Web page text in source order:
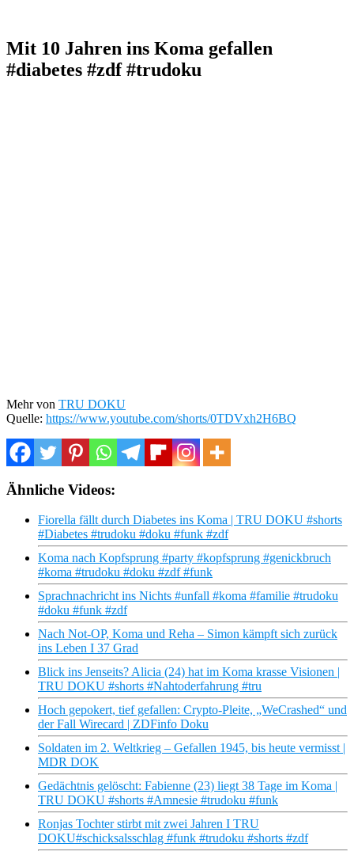
Mit 10 Jahren ins Koma gefallen
#diabetes #zdf #trudoku
Mehr von TRU DOKU
Quelle: https://www.youtube.com/shorts/0TDVxh2H6BQ
Ähnliche Videos:
Fiorella fällt durch Diabetes ins Koma | TRU DOKU #shorts
#Diabetes #trudoku #doku #funk #zdf
Koma nach Kopfsprung #party #kopfsprung #genickbruch
#koma #trudoku #doku #zdf #funk
Sprachnachricht ins Nichts #unfall #koma #familie #trudoku
#doku #funk #zdf
Nach Not-OP, Koma und Reha – Simon kämpft sich zurück
ins Leben I 37 Grad
Blick ins Jenseits? Alicia (24) hat im Koma krasse Visionen |
TRU DOKU #shorts #Nahtoderfahrung #tru
Hoch gepokert, tief gefallen: Crypto-Pleite, „WeCrashed“ und
der Fall Wirecard | ZDFinfo Doku
Soldaten im 2. Weltkrieg – Gefallen 1945, bis heute vermisst |
MDR DOK
Gedächtnis gelöscht: Fabienne (23) liegt 38 Tage im Koma |
TRU DOKU #shorts #Amnesie #trudoku #funk
Ronjas Tochter stirbt mit zwei Jahren I TRU
DOKU#schicksalsschlag #funk #trudoku #shorts #zdf